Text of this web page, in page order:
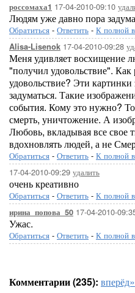
россомаха1 17-04-2010-09:10
Людям уже давно пора
Обратиться - Ответить - К полной
Alisa-Lisenok 17-04-2010-09:28
Меня удивляет восхищение
"получил удовольствие".
удовольствие? Эти картинки
задуматься. Такие
события. Кому это нужно?
смерть, уничтожение. А
Любовь, вкладывая все свое
вдохновлять людей, а не
Обратиться - Ответить - К полной
17-04-2010-09:29 удалить
очень креативно
Обратиться - Ответить - К полной
ирина_попова_50 17-04-2010-
Ужас.
Обратиться - Ответить - К полной
Комментарии (235): вперёд»